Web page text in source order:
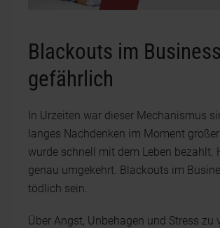
Blackouts im
gefährlich
In Urzeiten war dieser Mechanismus
langes Nachdenken im Moment
wurde schnell mit dem Leben bezahlt.
genau umgekehrt. Blackouts im
tödlich sein.
Über Angst, Unbehagen und Stress zu